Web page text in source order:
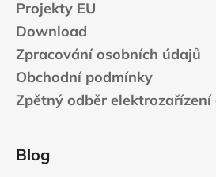
Projekty EU
Download
Zpracování osobních údajů
Obchodní podmínky
Zpětný odběr
Blog